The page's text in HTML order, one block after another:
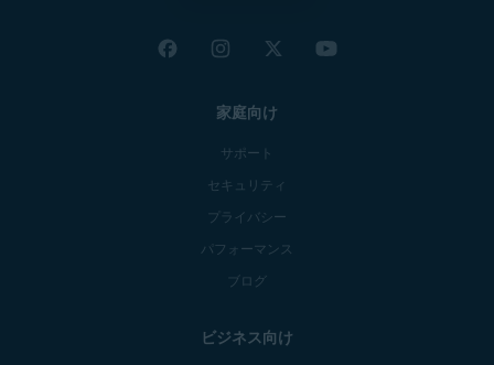
家庭向け
サポート
セキュリティ
プライバシー
パフォーマンス
ブログ
ビジネス向け